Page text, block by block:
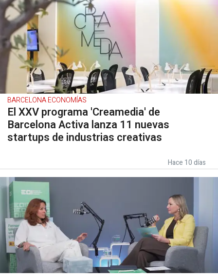
BARCELONA ECONOMÍAS
El XXV programa 'Creamedia' de
Barcelona Activa lanza 11 nuevas
startups de industrias creativas
Hace 10 días